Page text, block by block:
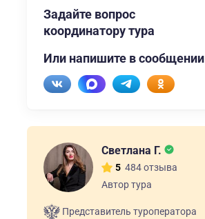
Задайте вопрос
координатору тура
Или напишите в сообщении
Светлана Г.
5 484 отзыва
Автор тура
Представитель туроператора